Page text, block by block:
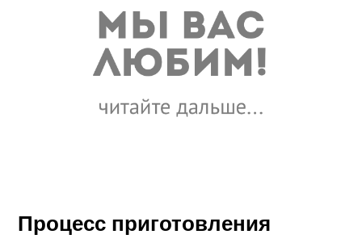
Процесс приготовления